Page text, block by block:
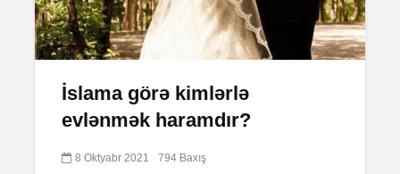
İslama görə kimlərlə
evlənmək haramdır?
8 Oktyabr 2021 794 Baxış